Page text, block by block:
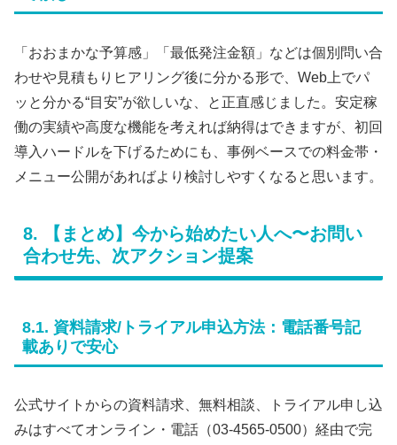
「おおまかな予算感」「最低発注金額」などは個別問い合
わせや見積もりヒアリング後に分かる形で、Web上でパ
ッと分かる“目安”が欲しいな、と正直感じました。安定稼
働の実績や高度な機能を考えれば納得はできますが、初回
導入ハードルを下げるためにも、事例ベースでの料金帯・
メニュー公開があればより検討しやすくなると思います。
8. 【まとめ】今から始めたい人へ〜お問い
合わせ先、次アクション提案
8.1. 資料請求/トライアル申込方法：電話番号記
載ありで安心
公式サイトからの資料請求、無料相談、トライアル申し込
みはすべてオンライン・電話（03-4565-0500）経由で完